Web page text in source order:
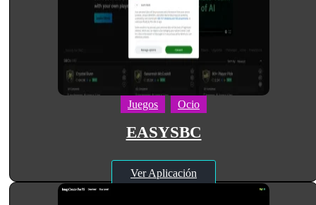
Juegos Ocio
EASYSBC
Ver Aplicación